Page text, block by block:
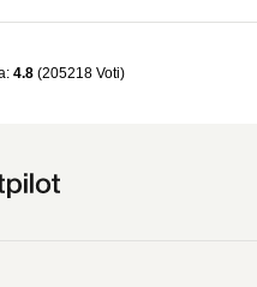
: 4.8 (205218 Voti)